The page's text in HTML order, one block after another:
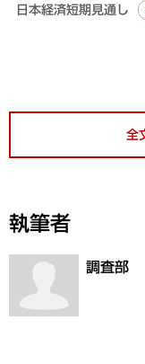
日本経済短期見通し
全
執筆者
調査部